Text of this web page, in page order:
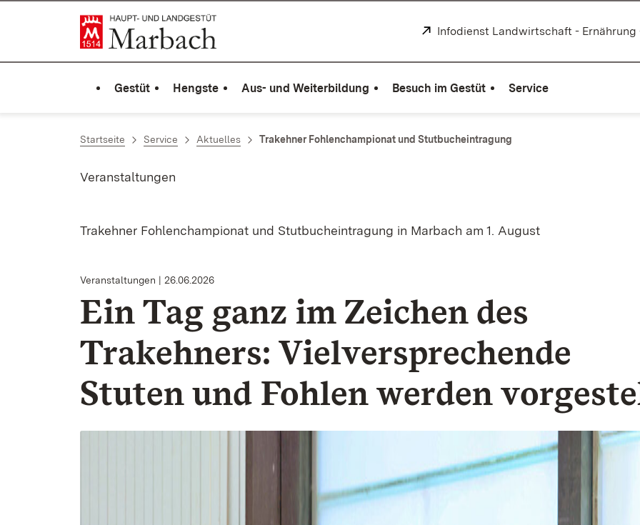
Zum Inhalt springen
Link zur Startseite
Extern:
Infodienst Landwirtschaft - Ernährung
Gestüt Hengste Aus- und Weiterbildung Besuch im Gestüt Service
Startseite Service Aktuelles Trakehner Fohlenchampionat und Stutbucheintragung
Veranstaltungen
Trakehner Fohlenchampionat und Stutbucheintragung in Marbach am 1. August
Veranstaltungen 26.06.2026
Ein Tag ganz im Zeichen des
Trakehners: Vielversprechende
Stuten und Fohlen werden